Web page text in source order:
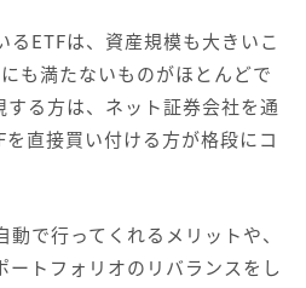
るETFは、資産規模も大きいこ
も満たないものがほとんどで
する方は、ネット証券会社を通
直接買い付ける方が格段にコ
で行ってくれるメリットや、
ートフォリオのリバランスをし